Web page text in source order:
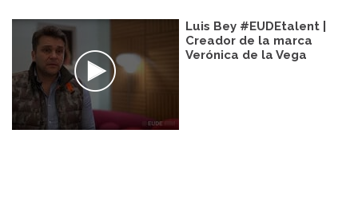
Luis Bey #EUDEtalent |
Creador de la marca
Verónica de la Vega